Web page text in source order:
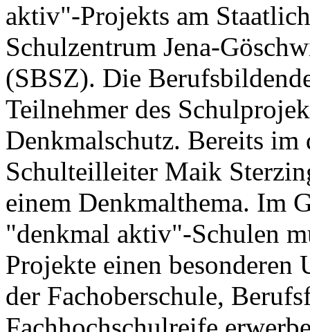
aktiv"-Projekts am
Schulzentrum Jena-
(SBSZ). Die
Teilnehmer des
Denkmalschutz. Bereits
Schulteilleiter Maik
einem Denkmalthema. Im
"denkmal aktiv"-Schulen
Projekte einen besonderen
der Fachoberschule,